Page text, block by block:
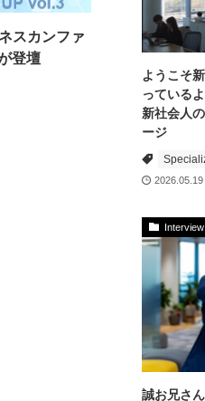
スカンファ
登壇
ようこそ
っている
新社会人
ージ
2026.05.19
Interview
誠お兄さ